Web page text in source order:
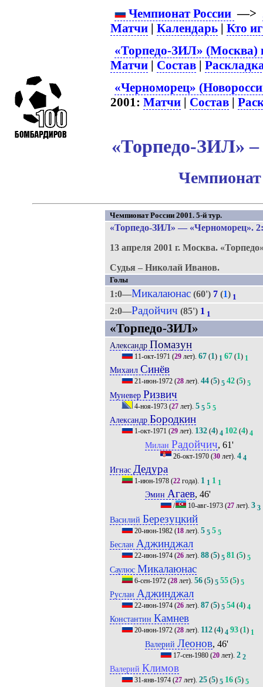
Чемпионат России —>
Матчи |Календарь |Кто
«Торпедо-ЗИЛ» (Москва)
Матчи | Состав |
«Черноморец»
2001:Матчи | Состав |
«Торпедо-ЗИЛ»
Чемпионат
Чемпионат России 2001. 5-й тур.
«Торпедо-ЗИЛ» — «Черноморец».
13 апреля 2001 г. Москва.
Судья – Николай Иванов.
Голы
1:0—Микалаюнас(60') 7(1) 1
2:0—Радойчич (85') 1 1
«Торпедо-ЗИЛ»
Александр Помазун
11-окт-1971 (29лет). 67(1) 1 67(1) 1
Михаил Синёв
21-июн-1972(28лет). 44(5) 5 42(5) 5
Муневер Ризвич
4-ноя-1973(27лет). 5 5 5 5
Александр Бородкин
1-окт-1971 (29лет). 132(4) 4 102(4) 4
Милан Радойчич, 61'
26-окт-1970 (30 лет).4 4
Игнас Дедура
1-июн-1978(22года). 1 1 1 1
Эмин Агаев, 46'
/ 10-авг-1973 (27 лет).3 3
Василий Березуцкий
20-июн-1982(18лет). 5 5 5 5
Беслан Аджинджал
22-июн-1974(26лет). 88(5) 5 81(5) 5
Саулюс Микалаюнас
6-сен-1972(28лет). 56(5) 5 55(5) 5
Руслан Аджинджал
22-июн-1974(26лет). 87(5) 5 54(4) 4
Константин Камнев
20-июн-1972(28лет). 112(4) 4 93(1) 1
Валерий Леонов, 46'
17-сен-1980 (20 лет).2 2
Валерий Климов
31-янв-1974(27лет). 25(5) 5 16(5) 5